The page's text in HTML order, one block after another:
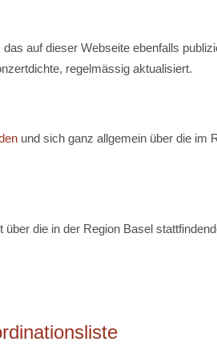
auf dieser Webseite ebenfalls
regelmässig aktualisiert.
und sich ganz allgemein über die im
über die in der Region Basel